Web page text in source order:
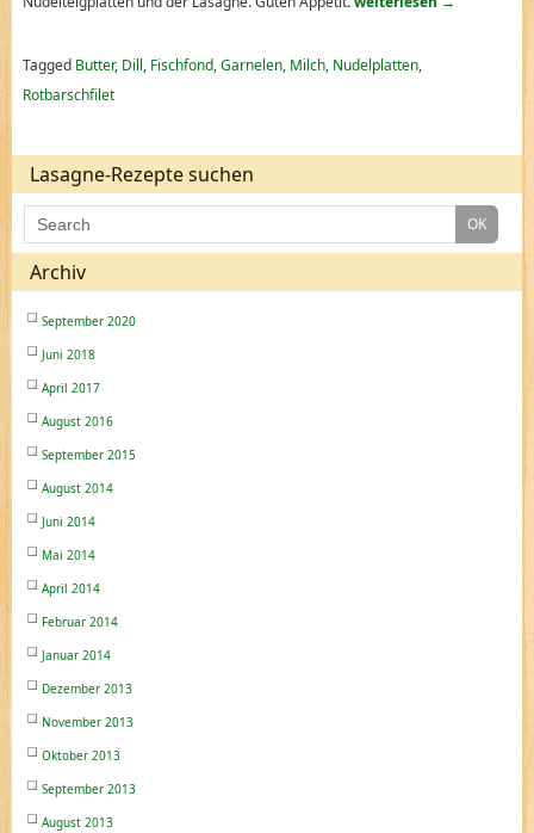
Tagged Butter, Dill, Fischfond,Garnelen, Milch, Nudelplatten,
Rotbarschfilet
Lasagne-Rezepte suchen
Archiv
September 2020
Juni 2018
April 2017
August 2016
September 2015
August 2014
Juni 2014
Mai 2014
April 2014
Februar 2014
Januar 2014
Dezember 2013
November 2013
Oktober 2013
September 2013
August 2013